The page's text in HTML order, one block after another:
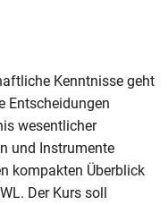
Kenntnisse geht
Entscheidungen
wesentlicher
und Instrumente
kompakten Überblick
Der Kurs soll